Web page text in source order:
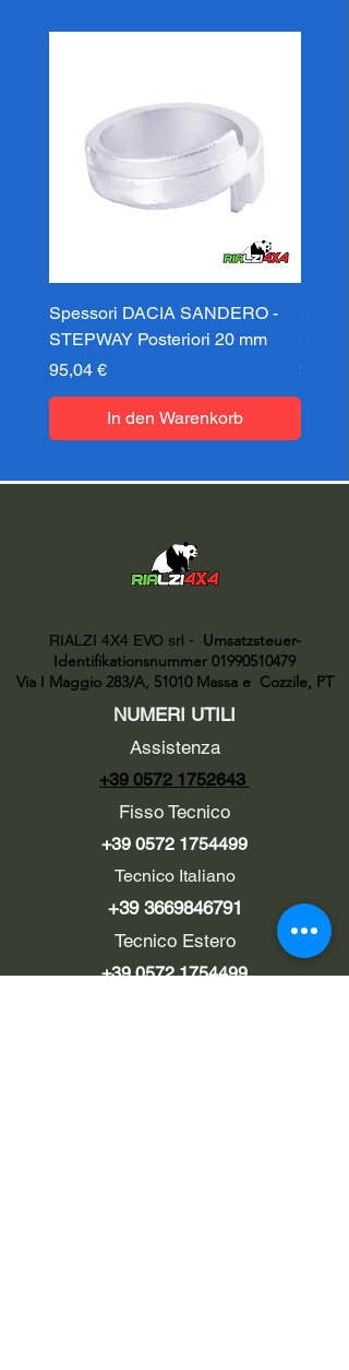
Spessori DACIA SANDERO -
STEPWAY Posteriori 20 mm
Preis
95,04 €
In den Warenkorb
Preis
95,04 €
RIALZI 4X4 EVO srl -
Umsatzsteuer-
Identifikationsnummer 01990510479
Via I Maggio 283/A, 51010 Massa e Cozzile, PT
NUMERI UTILI
Assistenza
+39 0572 1752643
Fisso Tecnico
+39 0572 1754499
Tecnico Italiano
+39 3669846791
Tecnico Estero
+39 0572 1754499